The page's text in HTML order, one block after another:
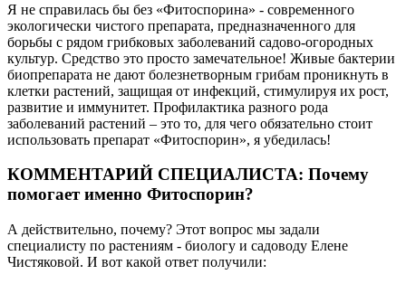
Я не справилась бы без «Фитоспорина» - современного
экологически чистого препарата, предназначенного для
борьбы с рядом грибковых заболеваний садово-огородных
культур. Средство это просто замечательное! Живые бактерии
биопрепарата не дают болезнетворным грибам проникнуть в
клетки растений, защищая от инфекций, стимулируя их рост,
развитие и иммунитет. Профилактика разного рода
заболеваний растений – это то, для чего обязательно стоит
использовать препарат «Фитоспорин», я убедилась!
КОММЕНТАРИЙ СПЕЦИАЛИСТА: Почему
помогает именно Фитоспорин?
А действительно, почему? Этот вопрос мы задали
специалисту по растениям - биологу и садоводу Елене
Чистяковой. И вот какой ответ получили: